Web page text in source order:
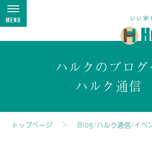
Menu
ハルクのブログ
ハルク通信
トップページ Blog/ハルク通信/イベ